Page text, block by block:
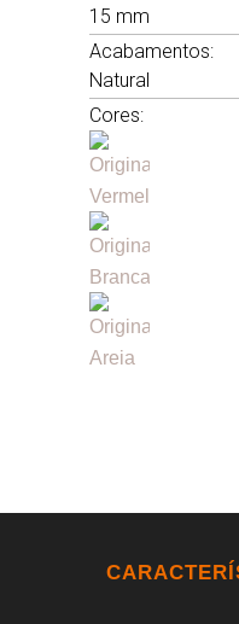
15 mm
Acabamentos:
Natural
Cores: